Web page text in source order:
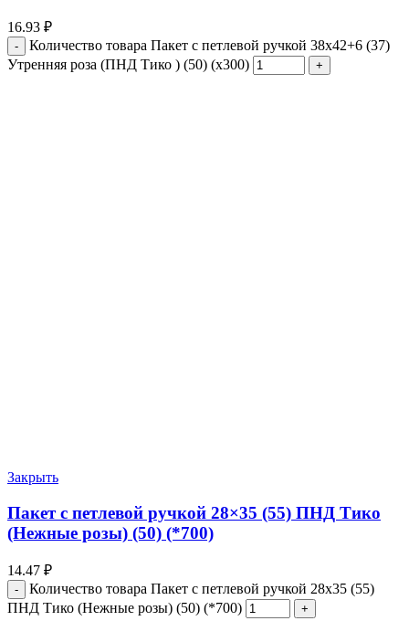
16.93 ₽
Количество товара Пакет с петлевой ручкой 38x42+6 (37)
Утренняя роза (ПНД Тико ) (50) (х300)
Закрыть
Пакет с петлевой ручкой 28×35 (55) ПНД Тико
(Нежные розы) (50) (*700)
14.47 ₽
Количество товара Пакет с петлевой ручкой 28x35 (55)
ПНД Тико (Нежные розы) (50) (*700)